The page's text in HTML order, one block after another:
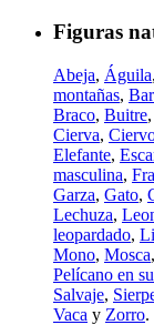
Figuras
Abeja, Águila,
montañas,
Braco, Buitre,
Cierva,
Elefante,
masculina,
Garza, Gato,
Lechuza,
leopardado,
Mono, Mosca,
Pelícano en
Salvaje,
Vaca y Zorro.